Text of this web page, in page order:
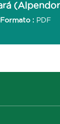
Formato : PDF